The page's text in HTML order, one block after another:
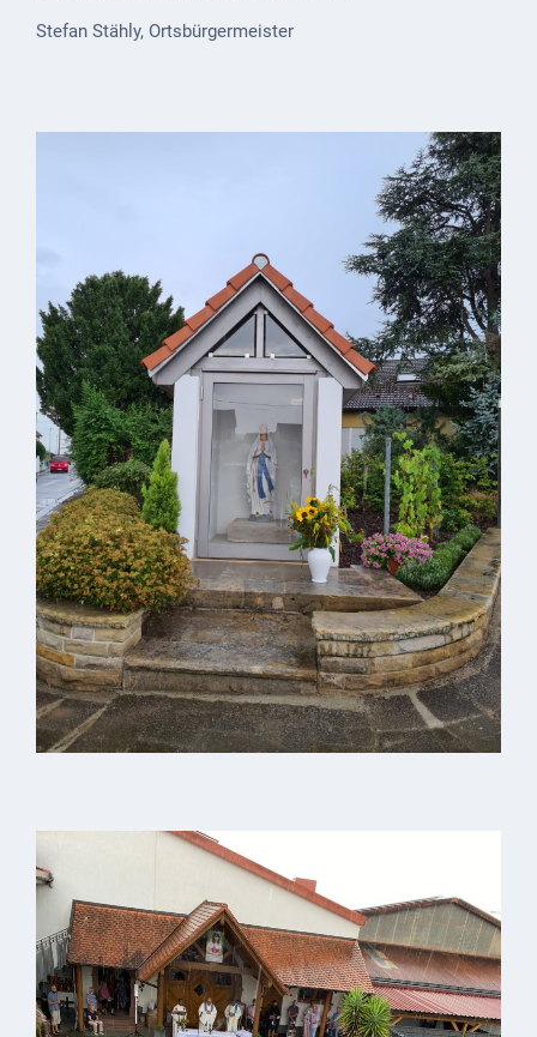
Kultur &
Freizeit
Feste
feiern
Wandern/Nord.Walking
Radfahren
VG
Musikschule
und VHS
Kalender
Wein &
Genuss
Wein
Weinprinzessin
Wein- &
Sektgüter,
Destillerien
Stefan Stähly, Ortsbürgermeister